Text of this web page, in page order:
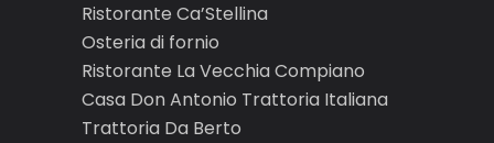
Ristorante Ca’Stellina
Osteria di fornio
Ristorante La Vecchia Compiano
Casa Don Antonio Trattoria Italiana
Trattoria Da Berto